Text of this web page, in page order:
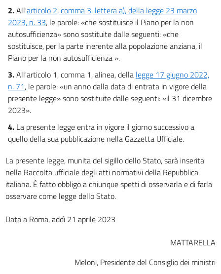
2.All'articolo 2, comma 3, lettera a), della legge 23 marzo
2023, n. 33, le parole: «che sostituisce il Piano per la non
autosufficienza» sono sostituite dalle seguenti: «che
sostituisce, per la parte inerente alla popolazione anziana, il
Piano per la non autosufficienza ».
3.All'articolo 1, comma 1, alinea, della legge 17 giugno 2022,
n. 71, le parole: «un anno dalla data di entrata in vigore della
presente legge» sono sostituite dalle seguenti: «il 31 dicembre
2023».
4. La presente legge entra in vigore il giorno successivo a
quello della sua pubblicazione nella Gazzetta Ufficiale.
La presente legge, munita del sigillo dello Stato, sarà inserita
nella Raccolta ufficiale degli atti normativi della Repubblica
italiana. È fatto obbligo a chiunque spetti di osservarla e di farla
osservare come legge dello Stato.
Data a Roma, addì 21 aprile 2023
MATTARELLA
Meloni, Presidente del Consiglio dei ministri